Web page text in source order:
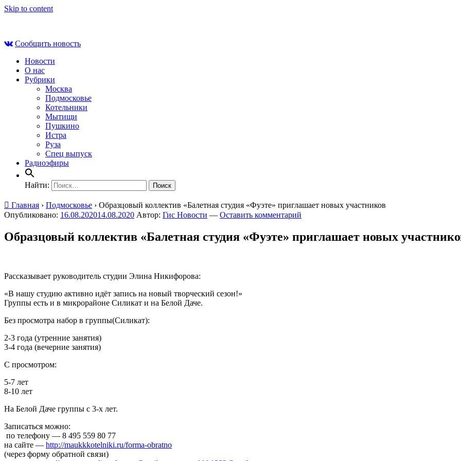
Skip to content
Сообщить новость
Новости
О нас
Рубрики
Москва
Подмосковье
Котельники
Мытищи
Пушкино
Истра
Руза
Спец выпуск
Радиоэфиры
Найти:
Главная › Подмосковье › Образцовый коллектив «Балетная студия «Фуэте» приглашает новых участников
Опубликовано: 16.08.202014.08.2020 Автор: Гис Новости — Оставить комментарий
Образцовый коллектив «Балетная студия «Фуэте» приглашает новых
Рассказывает руководитель студии Элина Никифорова:
«В нашу студию активно идёт запись на новый творческий сезон!»
Группы есть и в микрорайоне Силикат и на Белой Даче.
Без просмотра набор в группы(Силикат):
2-3 года (утренние занятия)
3-4 года (вечерние занятия)
С просмотром:
5-7 лет
8-10 лет
На Белой Даче группы с 3-х лет.
Записаться можно:
по телефону — 8 495 559 80 77
на сайте — http://maukkkotelniki.ru/forma-obratno
(через форму обратной связи)